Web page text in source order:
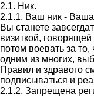
2.1. Ник.
2.1.1. Ваш ник -
Вы станете
визиткой,
потом воевать за
одним из многих,
Правил и здравого
подписываться и
2.1.2. Запрещена